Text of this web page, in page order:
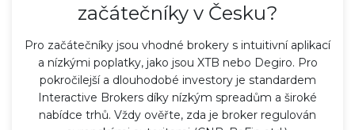
začátečníky v Česku?
Pro začátečníky jsou vhodné brokery s intuitivní aplikací
a nízkými poplatky, jako jsou XTB nebo Degiro. Pro
pokročilejší a dlouhodobé investory je standardem
Interactive Brokers díky nízkým spreadům a široké
nabídce trhů. Vždy ověřte, zda je broker regulován